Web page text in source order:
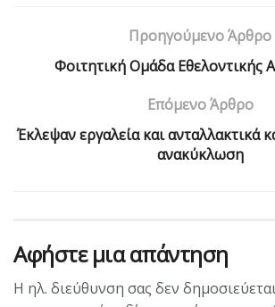
Προηγούμενο Άρθρο
Φοιτητική Ομάδα Εθελοντικής
Επόμενο Άρθρο
Έκλεψαν εργαλεία και ανταλλακτικά
ανακύκλωση
Αφήστε μια απάντηση
Η ηλ. διεύθυνση σας δεν